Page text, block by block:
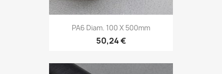
PA6 Diam. 100 X 500mm
50,24 €